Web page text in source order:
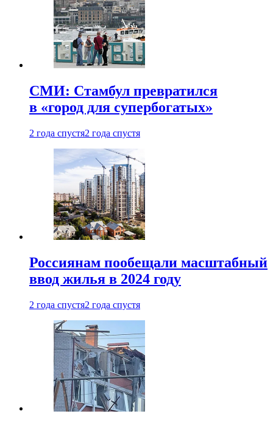
СМИ: Стамбул превратился
в «город для супербогатых»
2 года спустя2 года спустя
Россиянам пообещали масштабный
ввод жилья в 2024 году
2 года спустя2 года спустя